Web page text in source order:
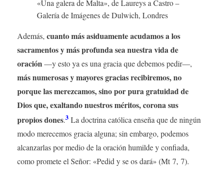
«Una galera de Malta», de Laureys a Castro –
Galería de Imágenes de Dulwich, Londres
Además, cuanto más asiduamente acudamos a los
sacramentos y más profunda sea nuestra vida de
oración —y esto ya es una gracia que debemos pedir—,
más numerosas y mayores gracias recibiremos, no
porque las merezcamos, sino por pura gratuidad de
Dios que, exaltando nuestros méritos, corona sus
propios dones.3La doctrina católica enseña que de ningún
modo merecemos gracia alguna; sin embargo, podemos
alcanzarlas por medio de la oración humilde y confiada,
como promete el Señor: «Pedid y se os dará» (Mt 7, 7).